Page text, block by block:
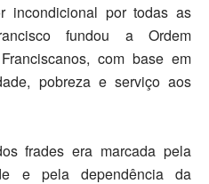
incondicional por todas as
fundou a Ordem
, com base em
pobreza e serviço aos
frades era marcada pela
e pela dependência da